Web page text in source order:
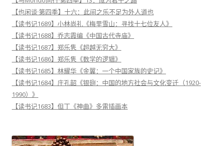
【也闲谈·第四季】十六：此间之乐不足为外人道也
【读书记1689】小林尚礼《梅里雪山：寻找十七位友人》
【读书记1688】乔志霞编《中国古代寺庙》
【读书记1687】郑乐隽《超越无穷大》
【读书记1686】郑乐隽《数学的逻辑》
【读书记1685】林耀华《金翼：一个中国家族的史记》
【读书记1684】庄孔韶《银翅：中国的地方社会与文化变迁（1920-
1990）》
【读书记1683】但丁《神曲》多雷插画本